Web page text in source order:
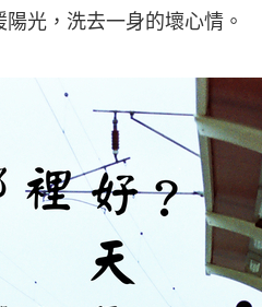
光，洗去一身的壞心情。